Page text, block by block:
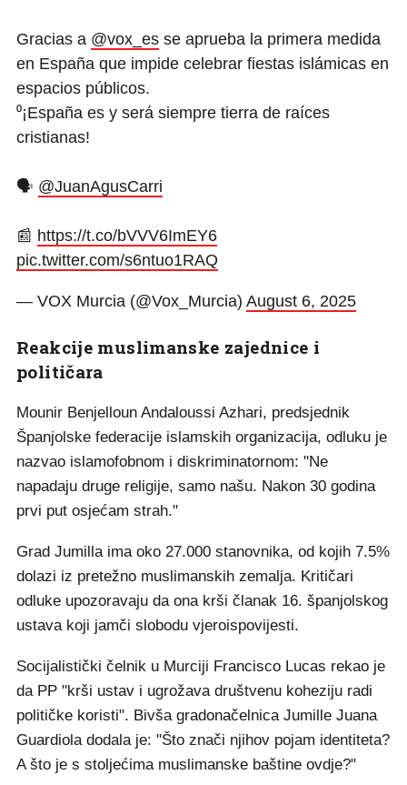
Gracias a @vox_es se aprueba la primera medida
en España que impide celebrar fiestas islámicas en
espacios públicos.
⁰¡España es y será siempre tierra de raíces
cristianas!
🗣️ @JuanAgusCarri
📰 https://t.co/bVVV6ImEY6
pic.twitter.com/s6ntuo1RAQ
— VOX Murcia (@Vox_Murcia) August 6, 2025
Reakcije muslimanske zajednice i
političara
Mounir Benjelloun Andaloussi Azhari, predsjednik
Španjolske federacije islamskih organizacija, odluku je
nazvao islamofobnom i diskriminatornom: "Ne
napadaju druge religije, samo našu. Nakon 30 godina
prvi put osjećam strah."
Grad Jumilla ima oko 27.000 stanovnika, od kojih 7.5%
dolazi iz pretežno muslimanskih zemalja. Kritičari
odluke upozoravaju da ona krši članak 16. španjolskog
ustava koji jamči slobodu vjeroispovijesti.
Socijalistički čelnik u Murciji Francisco Lucas rekao je
da PP "krši ustav i ugrožava društvenu koheziju radi
političke koristi". Bivša gradonačelnica Jumille Juana
Guardiola dodala je: "Što znači njihov pojam identiteta?
A što je s stoljećima muslimanske baštine ovdje?"